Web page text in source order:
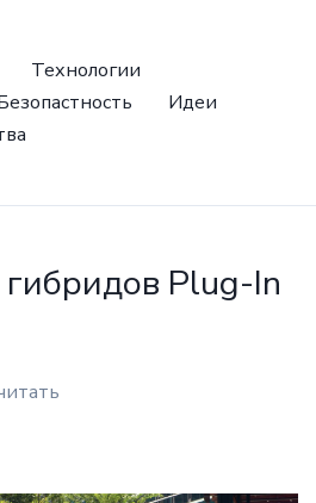
Технологии
Идеи
Plug-In